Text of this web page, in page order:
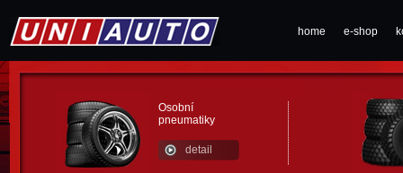
home e-shop
Osobní
pneumatiky
detail